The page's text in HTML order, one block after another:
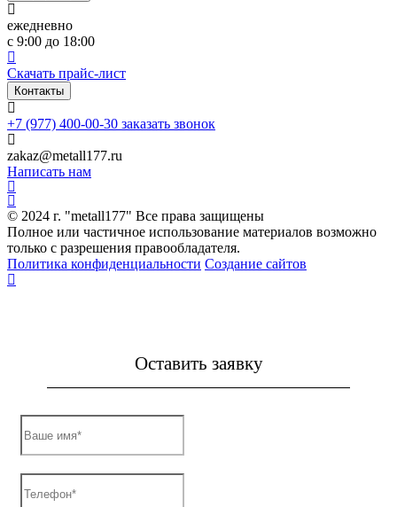
ежедневно
с 9:00 до 18:00
Скачать прайс-лист
Контакты
+7 (977) 400-00-30 заказать звонок
zakaz@metall177.ru
Написать нам
© 2024 г. "metall177" Все права защищены
Полное или частичное использование материалов возможно
только с разрешения правообладателя.
Политика конфиденциальности Создание сайтов
Оставить заявку